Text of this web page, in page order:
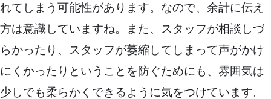
れてしまう可能性があります。なので、余計に伝え
方は意識していますね。また、スタッフが相談しづ
らかったり、スタッフが萎縮してしまって声がかけ
にくかったりということを防ぐためにも、雰囲気は
少しでも柔らかくできるように気をつけています。